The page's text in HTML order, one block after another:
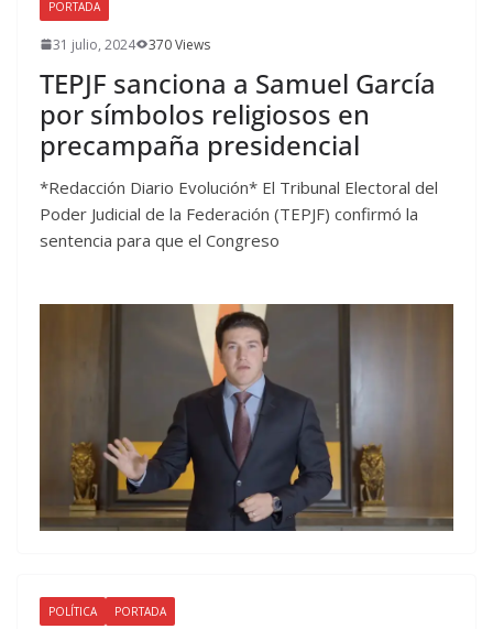
PORTADA
31 julio, 2024 370 Views
TEPJF sanciona a Samuel García
por símbolos religiosos en
precampaña presidencial
*Redacción Diario Evolución* El Tribunal Electoral del
Poder Judicial de la Federación (TEPJF) confirmó la
sentencia para que el Congreso
POLÍTICA PORTADA